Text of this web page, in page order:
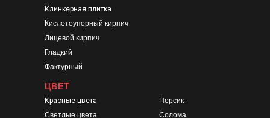
ЦВЕТ
Красные цвета
Светлые цвета
Клинкерная плитка
Кислотоупорный кирпич
Лицевой кирпич
Гладкий
Фактурный
Персик
Солома